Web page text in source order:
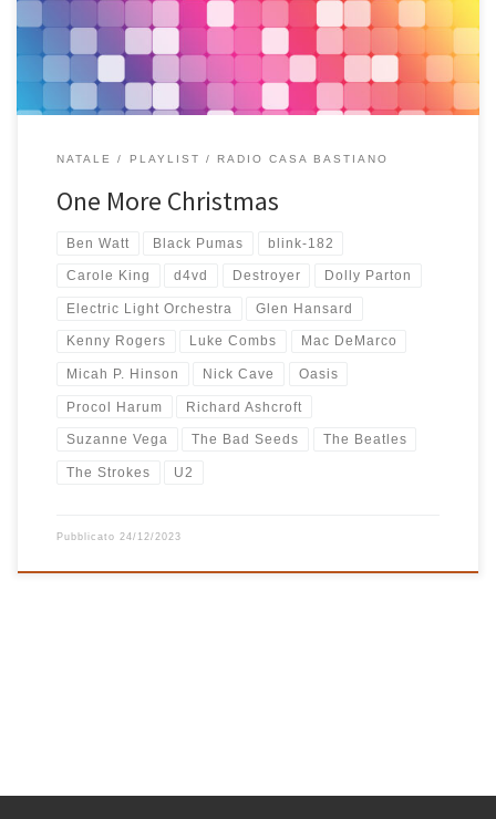
NATALE PLAYLIST RADIO CASA BASTIANO
One More Christmas
Ben Watt Black Pumas blink-182
Carole King d4vd Destroyer Dolly Parton
Electric Light Orchestra Glen Hansard
Kenny Rogers Luke Combs Mac DeMarco
Micah P. Hinson Nick Cave Oasis
Procol Harum Richard Ashcroft
Suzanne Vega The Bad Seeds The Beatles
The Strokes U2
Pubblicato 24/12/2023